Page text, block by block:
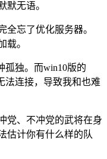
默无语。
全忘了优化服务器。
。
孤独。而win10版的
法连接，导致我和也难
党、不冲党的武将在身
估计你有什么样的队